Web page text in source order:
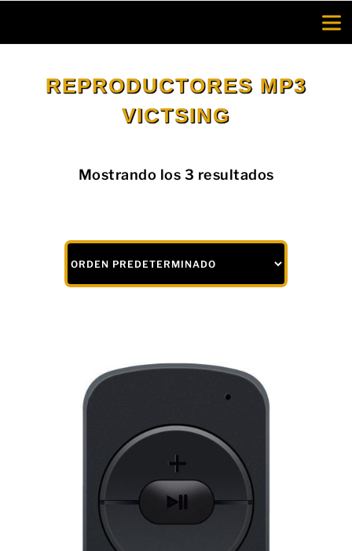
REPRODUCTORES MP3
VICTSING
Mostrando los 3 resultados